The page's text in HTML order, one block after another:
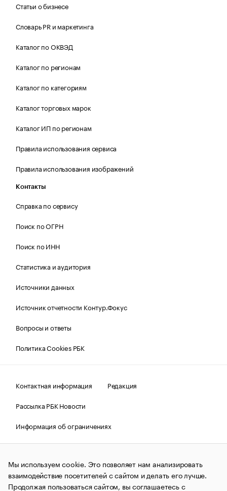
Статьи о бизнесе
Словарь PR и маркетинга
Каталог по ОКВЭД
Каталог по регионам
Каталог по категориям
Каталог торговых марок
Каталог ИП по регионам
Правила использования сервиса
Правила использования изображений
Контакты
Справка по сервису
Поиск по ОГРН
Поиск по ИНН
Статистика и аудитория
Источники данных
Источник отчетности Контур.Фокус
Вопросы и ответы
Политика Cookies РБК
Контактная информация
Редакция
Рассылка РБК Новости
Информация об ограничениях
Правовая информация
О соблюдении авторских прав
© АО «РОСБИЗНЕСКОНСАЛТИНГ»,1995–2026.Сообщения
и материалы информационного агентства «РБК»
(зарегистрировано Федеральной службой по надзору в сфере
Мы используем cookie. Это позволяет нам анализировать
взаимодействие посетителей с сайтом и делать его лучше.
Продолжая пользоваться сайтом, вы соглашаетесь с